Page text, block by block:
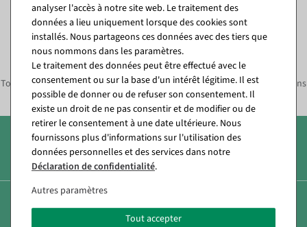
S'abonner à la newsletter et
immédiatement10% ÉPARGNE*
Toujours informé des tendances déco actuelles, des offres, des promotions
et bien plus encore !
Plus de 7 000 produits
Paiement rapide et sécurisé
analyser l'accès à notre site web. Le traitement des
données a lieu uniquement lorsque des cookies sont
installés. Nous partageons ces données avec des tiers que
nous nommons dans les paramètres.
Le traitement des données peut être effectué avec le
consentement ou sur la base d'un intérêt légitime. Il est
possible de donner ou de refuser son consentement. Il
existe un droit de ne pas consentir et de modifier ou de
retirer le consentement à une date ultérieure. Nous
fournissons plus d'informations sur l'utilisation des
données personnelles et des services dans notre
Déclaration de confidentialité.
Autres paramètres
Tout accepter